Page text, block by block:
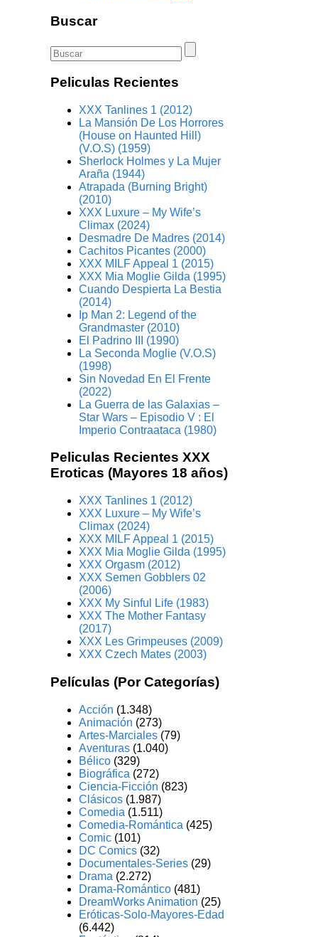
Buscar
Peliculas Recientes
XXX Tanlines 1 (2012)
La Mansión De Los Horrores
(House on Haunted Hill)
(V.O.S) (1959)
Sherlock Holmes y La Mujer
Araña (1944)
Atrapada (Burning Bright)
(2010)
XXX Luxure – My Wife’s
Climax (2024)
Desmadre De Madres (2014)
Cachitos Picantes (2000)
XXX MILF Appeal 1 (2015)
XXX Mia Moglie Gilda (1995)
Cuando Despierta La Bestia
(2014)
Ip Man 2: Legend of the
Grandmaster (2010)
El Padrino III (1990)
La Seconda Moglie (V.O.S)
(1998)
Sin Novedad En El Frente
(2022)
La Guerra de las Galaxias –
Star Wars – Episodio V : El
Imperio Contraataca (1980)
Peliculas Recientes XXX
Eroticas (Mayores 18 años)
XXX Tanlines 1 (2012)
XXX Luxure – My Wife’s
Climax (2024)
XXX MILF Appeal 1 (2015)
XXX Mia Moglie Gilda (1995)
XXX Orgasm (2012)
XXX Semen Gobblers 02
(2006)
XXX My Sinful Life (1983)
XXX The Mother Fantasy
(2017)
XXX Les Grimpeuses (2009)
XXX Czech Mates (2003)
Películas (Por Categorías)
Acción (1.348)
Animación (273)
Artes-Marciales (79)
Aventuras (1.040)
Bélico (329)
Biográfica (272)
Ciencia-Ficción (823)
Clásicos (1.987)
Comedia (1.511)
Comedia-Romántica (425)
Comic (101)
DC Comics (32)
Documentales-Series (29)
Drama (2.272)
Drama-Romántico (481)
DreamWorks Animation (25)
Eróticas-Solo-Mayores-Edad
(6.442)